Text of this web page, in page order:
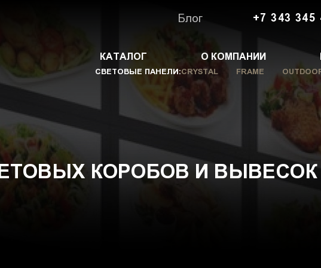
Блог +7 343 345
КАТАЛОГ О КОМПАНИИ
СВЕТОВЫЕ ПАНЕЛИ:CRYSTAL FRAME
КОРОБОВ И